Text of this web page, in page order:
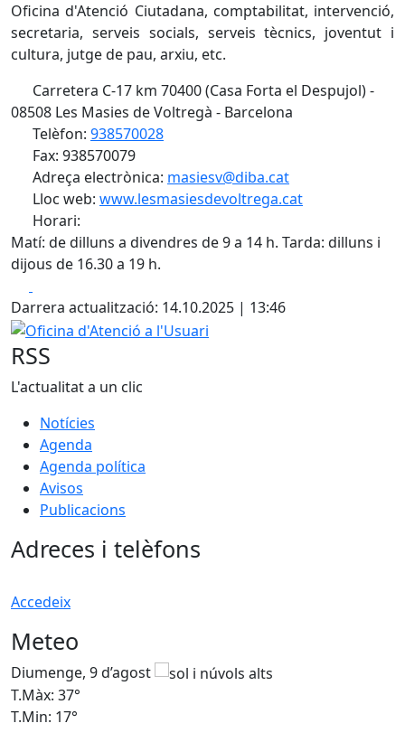
Oficina d'Atenció Ciutadana, comptabilitat, intervenció,
secretaria, serveis socials, serveis tècnics, joventut i
cultura, jutge de pau, arxiu, etc.
Carretera C-17 km 70400 (Casa Forta el Despujol) -
08508 Les Masies de Voltregà - Barcelona
Telèfon: 938570028
Fax: 938570079
Adreça electrònica: masiesv@diba.cat
Lloc web: www.lesmasiesdevoltrega.cat
Horari:
Matí: de dilluns a divendres de 9 a 14 h. Tarda: dilluns i
dijous de 16.30 a 19 h.
Darrera actualització: 14.10.2025 | 13:46
Oficina d'Atenció a l'Usuari
RSS
L'actualitat a un clic
Notícies
Agenda
Agenda política
Avisos
Publicacions
Adreces i telèfons
Accedeix
Meteo
Diumenge, 9 d’agost
T.Màx: 37°
T.Min: 17°